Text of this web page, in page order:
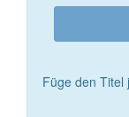
Füge den Titel